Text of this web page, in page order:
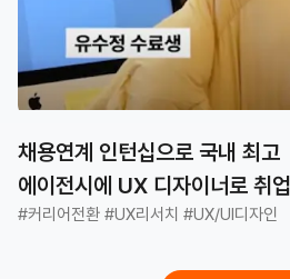
채용연계 인턴십으로 국내 최고
에이전시에 UX 디자이너로 취업
#커리어전환 #UX리서치 #UX/UI디자인